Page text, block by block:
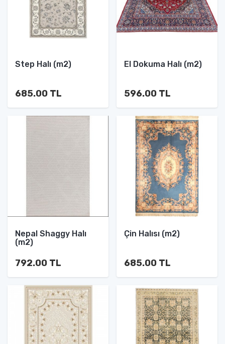
Step Halı (m2)
685.00 TL
El Dokuma Halı (m2)
596.00 TL
Nepal Shaggy Halı
(m2)
792.00 TL
Çin Halısı (m2)
685.00 TL